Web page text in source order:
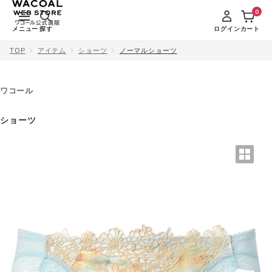
メニュー 探す ログインカート
0
TOP アイテム ショーツ ノーマルショーツ
ワコール
ショーツ